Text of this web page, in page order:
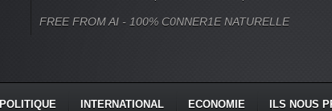
FREE FROM AI - 100% C0NNER1E NATURELLE
POLITIQUE INTERNATIONAL ECONOMIE ILS NOUS